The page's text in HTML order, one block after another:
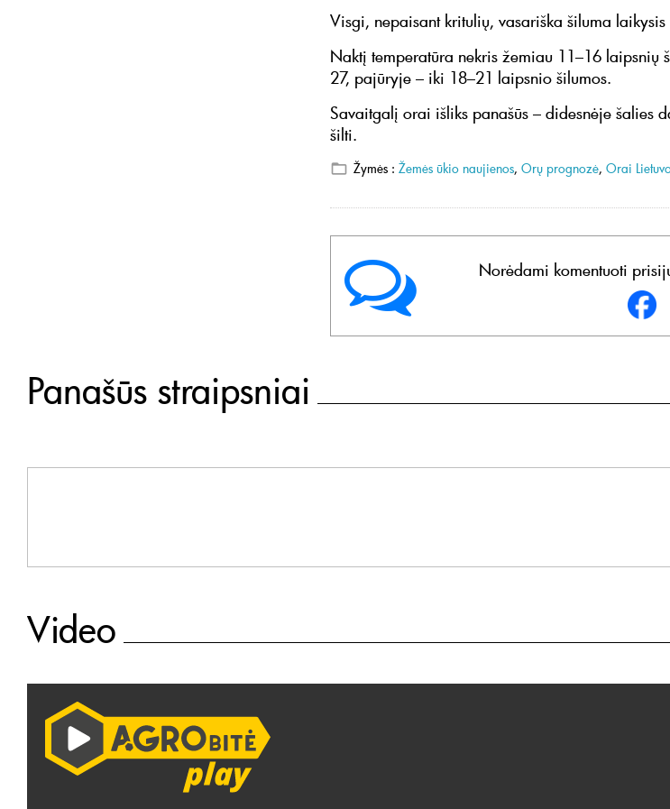
Visgi, nepaisant kritulių, vasariška šiluma
Naktį temperatūra nekris žemiau 11–16 laipsnių
27, pajūryje – iki 18–21 laipsnio šilumos.
Savaitgalį orai išliks panašūs – didesnėje šalies
šilti.
Žymės : Žemės ūkio naujienos, Orų prognozė, Orai
Norėdami komentuoti
Panašūs straipsniai
Video